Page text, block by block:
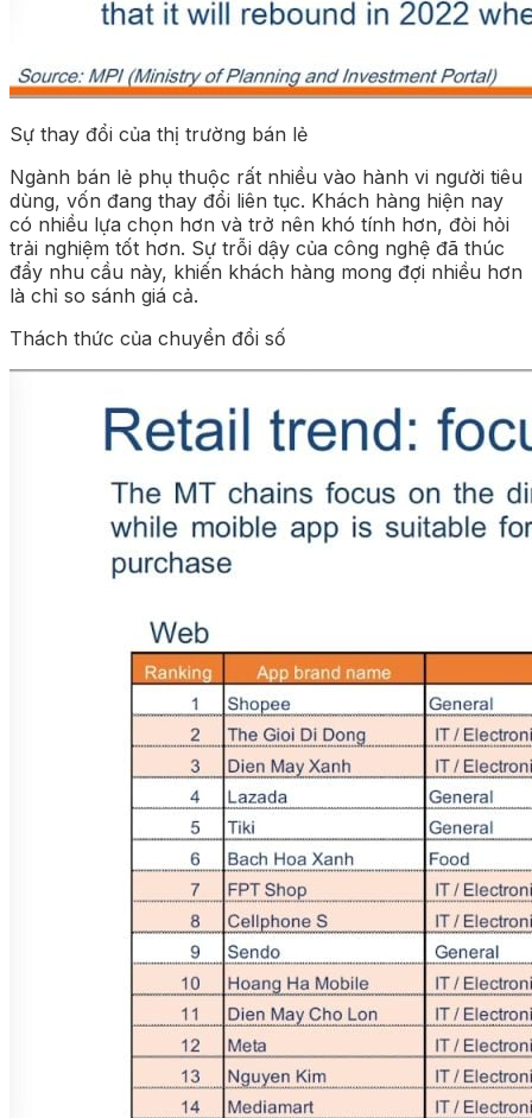
Sự thay đổi của thị trường bán lẻ
Ngành bán lẻ phụ thuộc rất nhiều vào hành vi người tiêu
dùng, vốn đang thay đổi liên tục. Khách hàng hiện nay
có nhiều lựa chọn hơn và trở nên khó tính hơn, đòi hỏi
trải nghiệm tốt hơn. Sự trỗi dậy của công nghệ đã thúc
đẩy nhu cầu này, khiến khách hàng mong đợi nhiều hơn
là chỉ so sánh giá cả.
Thách thức của chuyển đổi số